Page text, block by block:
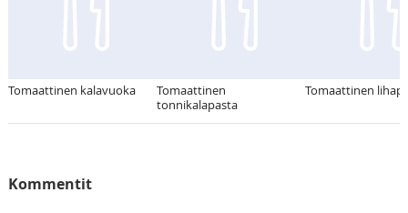
Tomaattinen kalavuoka
Tomaattinen
tonnikalapasta
Tomaattinen
Kommentit